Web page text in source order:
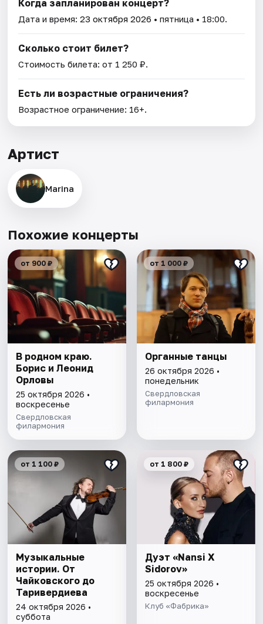
Когда запланирован концерт?
Дата и время:23 октября 2026 • пятница • 18:00.
Сколько стоит билет?
Стоимость билета: от 1 250 ₽.
Есть ли возрастные ограничения?
Возрастное ограничение: 16+.
Артист
Marina
Похожие концерты
от 900 ₽
В родном краю.
Борис и Леонид
Орловы
25 октября 2026 •
воскресенье
Свердловская
филармония
от 1 000 ₽
Органные танцы
26 октября 2026 •
понедельник
Свердловская
филармония
от 1 100 ₽
Музыкальные
истории. От
Чайковского до
Таривердиева
24 октября 2026 •
суббота
от 1 800 ₽
Дуэт «Nansi X
Sidorov»
25 октября 2026 •
воскресенье
Клуб «Фабрика»